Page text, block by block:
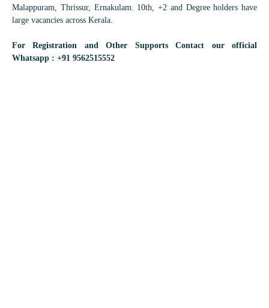
Malappuram, Thrissur, Ernakulam. 10th, +2 and Degree holders have
large vacancies across Kerala.
For Registration and Other Supports Contact our official
Whatsapp : +91 9562515552